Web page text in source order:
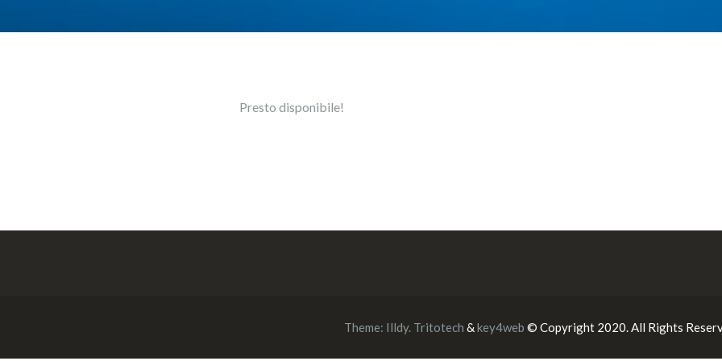
Presto disponibile!
Theme: Illdy. Tritotech &key4web © Copyright 2020. All Rights